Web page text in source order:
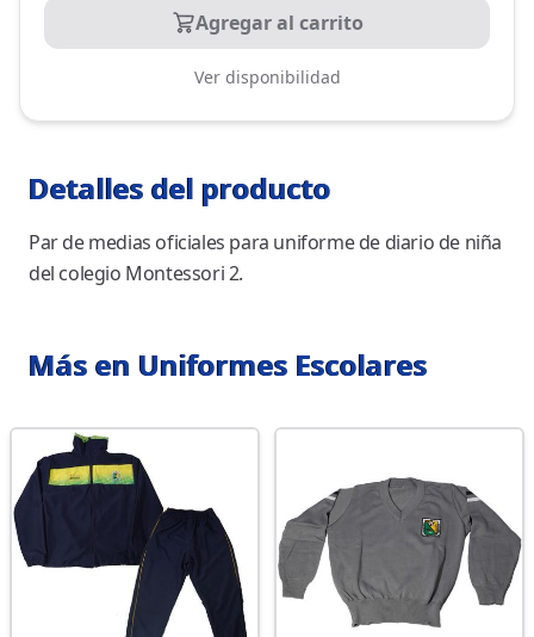
Agregar al carrito
Ver disponibilidad
Detalles del producto
Par de medias oficiales para uniforme de diario de niña
del colegio Montessori 2.
Más en Uniformes Escolares